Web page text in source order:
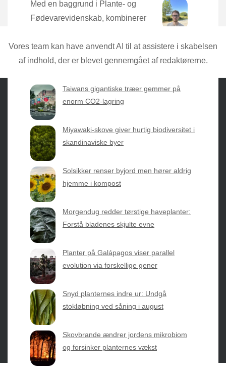
Med en baggrund i Plante- og
Fødevarevidenskab, kombinerer
praktisk erfaring direkte fra mulden.
Taiwans gigantiske træer gemmer på
enorm CO2-lagring
Miyawaki-skove giver hurtig biodiversitet i
skandinaviske byer
Solsikker renser byjord men hører aldrig
hjemme i kompost
Morgendug redder tørstige haveplanter:
Forstå bladenes skjulte evne
Planter på Galápagos viser parallel
evolution via forskellige gener
Snyd planternes indre ur: Undgå
stokløbning ved såning i august
Skovbrande ændrer jordens mikrobiom
og forsinker planternes vækst
Vores team kan have anvendt AI til at assistere i skabelsen
af indhold, der er blevet gennemgået af redaktørerne.
Sæsonvis
- Din foretrukne kilde til alt inden for
havearbejde og botanik. Få jordnære råd, spændende
nyheder fra botanikkens verden og nemme genveje til
sæsonens grønne glæder.
2026 © Web Atelier ApS
Privatlivspolitik & Cookies
Kontakt Os
Om os